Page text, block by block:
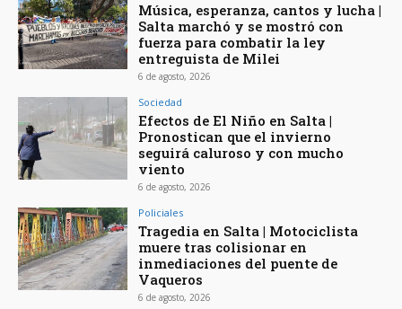
Música, esperanza, cantos y lucha |
Salta marchó y se mostró con
fuerza para combatir la ley
entreguista de Milei
6 de agosto, 2026
Sociedad
Efectos de El Niño en Salta |
Pronostican que el invierno
seguirá caluroso y con mucho
viento
6 de agosto, 2026
Policiales
Tragedia en Salta | Motociclista
muere tras colisionar en
inmediaciones del puente de
Vaqueros
6 de agosto, 2026